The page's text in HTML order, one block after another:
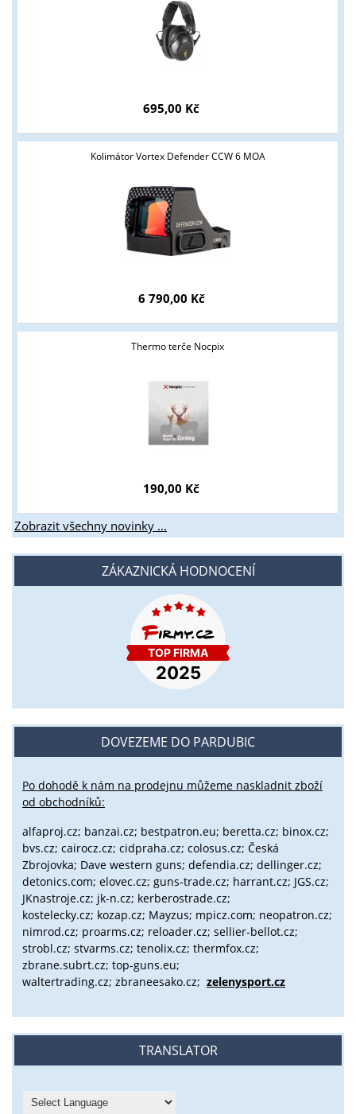
695,00 Kč
Kolimátor Vortex Defender CCW 6 MOA
6 790,00 Kč
Thermo terče Nocpix
190,00 Kč
Zobrazit všechny novinky ...
ZÁKAZNICKÁ HODNOCENÍ
DOVEZEME DO PARDUBIC
Po dohodě k nám na prodejnu můžeme naskladnit zboží
od obchodníků:
alfaproj.cz; banzai.cz; bestpatron.eu; beretta.cz; binox.cz;
bvs.cz; cairocz.cz; cidpraha.cz; colosus.cz; Česká
Zbrojovka; Dave western guns; defendia.cz; dellinger.cz;
detonics.com; elovec.cz; guns-trade.cz; harrant.cz; JGS.cz;
JKnastroje.cz; jk-n.cz; kerberostrade.cz;
kostelecky.cz; kozap.cz; Mayzus; mpicz.com; neopatron.cz;
nimrod.cz; proarms.cz; reloader.cz; sellier-bellot.cz;
strobl.cz; stvarms.cz; tenolix.cz; thermfox.cz;
zbrane.subrt.cz; top-guns.eu;
waltertrading.cz; zbraneesako.cz; zelenysport.cz
TRANSLATOR